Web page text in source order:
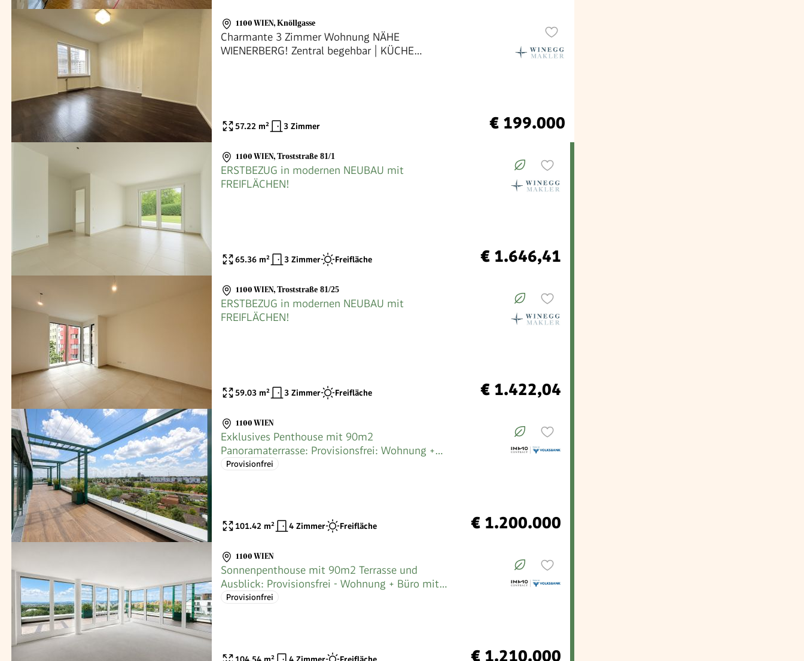
1100 WIEN, Knöllgasse
Charmante 3 Zimmer Wohnung NÄHE
WIENERBERG! Zentral begehbar | KÜCHE
57.22 m² 3 Zimmer € 199.000
1100 WIEN, Troststraße 81/1
ERSTBEZUG in modernen NEUBAU mit
FREIFLÄCHEN!
65.36 m² 3 Zimmer Freifläche € 1.646,41
1100 WIEN, Troststraße 81/25
ERSTBEZUG in modernen NEUBAU mit
FREIFLÄCHEN!
59.03 m² 3 Zimmer Freifläche € 1.422,04
1100 WIEN
Exklusives Penthouse mit 90m2
Panoramaterrasse: Provisionsfrei: Wohnung +
Büro mit luxuriöser Ausstattung
Provisionfrei
101.42 m² 4 Zimmer Freifläche € 1.200.000
1100 WIEN
Sonnenpenthouse mit 90m2 Terrasse und
Ausblick: Provisionsfrei - Wohnung + Büro mit
luxuriöser Ausstattung
Provisionfrei
104.54 m² 4 Zimmer Freifläche € 1.210.000